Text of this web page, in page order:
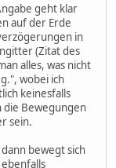
geht klar
auf der Erde
in
(Zitat des
alles, was nicht
wobei ich
keinesfalls
die Bewegungen
sein.
bewegt sich